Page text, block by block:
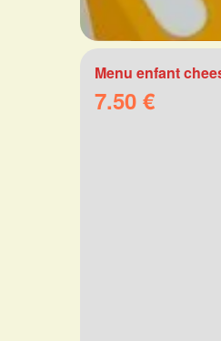
Menu enfant
7.50 €